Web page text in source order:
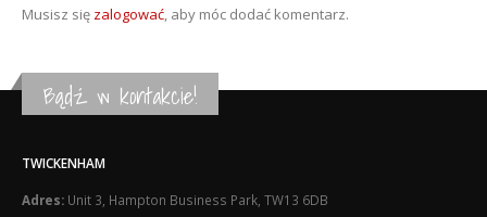
Musisz się zalogować, aby móc dodać komentarz.
Bądź w kontakcie!
TWICKENHAM
Adres: Unit 3, Hampton Business Park, TW13 6DB